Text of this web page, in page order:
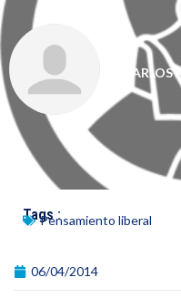
CARLOS
Tags :Pensamiento liberal
06/04/2014